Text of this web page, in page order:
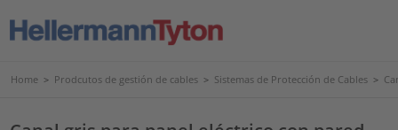
Home > Prodcutos de gestión de cables > Sistemas de Protección de Cables >